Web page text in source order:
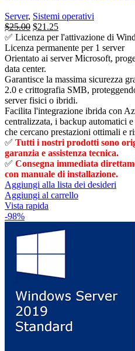
Server, Sistemi operativi
Il
prezzo
originale
era:
$1,680.00.
$25.00Il
prezzo
attuale
è:
$25.00.
$21.25
✅ Licenza per l'attivazione di
Licenza permanente per 1 server
Orientato ai server Microsoft,
data center.
Garantisce la massima sicurezza
2.0 e crittografia SMB,
server fisici o ibridi.
Facilita l'integrazione ibrida con
centralizzata, i backup automatici
che cercano prestazioni ottimali e
✅ Tutti i nostri prodotti sono
garanzia e assistenza tecnica.
✅ Consegna immediata
con manuale di installazione.
Aggiungi alla lista dei desideri
Aggiungi al carrello
Vista rapida
-98%